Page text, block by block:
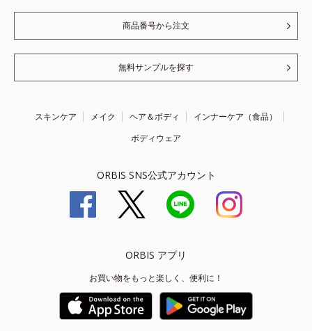
商品番号から注文
無料サンプルを探す
スキンケア メイク ヘア＆ボディ
インナーケア（食品）
ボディウェア
ORBIS SNS公式アカウント
ORBIS アプリ
お買い物をもっと楽しく、便利に！